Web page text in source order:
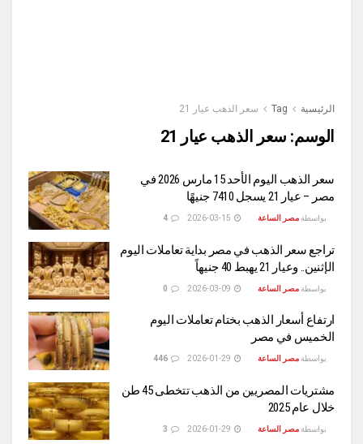
الرئيسية Tag سعر الذهب عيار 21
الوسم: سعر الذهب عيار 21
سعر الذهب اليوم الأحد 15 مارس 2026 في
مصر – عيار 21 يسجل 7410 جنيهًا
بواسطة مصر الساعة
تراجع سعر الذهب في مصر بداية تعاملات اليوم
الإثنين.. وعيار 21 يهبط 40 جنيهاً
بواسطة مصر الساعة
ارتفاع أسعار الذهب بختام تعاملات اليوم
الخميس في مصر
بواسطة مصر الساعة
مشتريات المصريين من الذهب تتخطى 45 طن
خلال عام 2025
بواسطة مصر الساعة